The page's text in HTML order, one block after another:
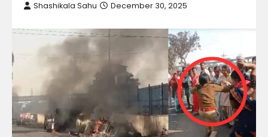
Shashikala Sahu December 30, 2025